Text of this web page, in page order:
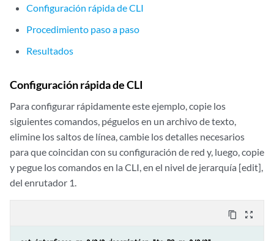
Configuración rápida de CLI
Procedimiento paso a paso
Resultados
Configuración rápida de CLI
Para configurar rápidamente este ejemplo, copie los
siguientes comandos, péguelos en un archivo de texto,
elimine los saltos de línea, cambie los detalles necesarios
para que coincidan con su configuración de red y, luego, copie
y pegue los comandos en la CLI, en el nivel de jerarquía [edit],
del enrutador 1.
content_copy zoom_out_map